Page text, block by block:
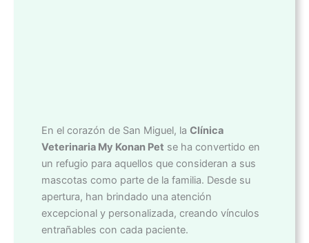
En el corazón de San Miguel, la Clínica
Veterinaria My Konan Pet se ha convertido en
un refugio para aquellos que consideran a sus
mascotas como parte de la familia. Desde su
apertura, han brindado una atención
excepcional y personalizada, creando vínculos
entrañables con cada paciente.